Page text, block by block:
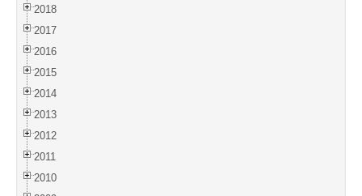
2018
2017
2016
2015
2014
2013
2012
2011
2010